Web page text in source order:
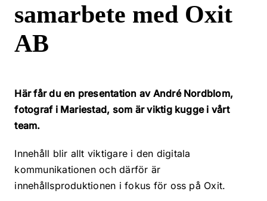
Webbyrå &
Sociala medier
samarbete med Oxit
AB
Här får du en presentation av André Nordblom,
fotograf i Mariestad, som är viktig kugge i vårt
team.
Innehåll blir allt viktigare i den digitala
kommunikationen och därför är
innehållsproduktionen i fokus för oss på Oxit.